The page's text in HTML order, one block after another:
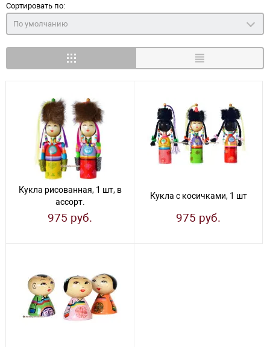
Сортировать по:
По умолчанию
Кукла рисованная, 1 шт, в
ассорт.
975 руб.
Кукла с косичками, 1 шт
975 руб.